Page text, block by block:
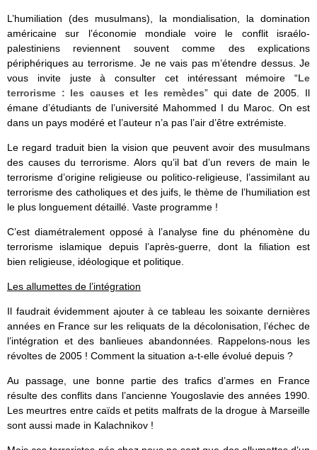
L’humiliation (des musulmans), la mondialisation, la domination
américaine sur l’économie mondiale voire le conflit israélo-
palestiniens reviennent souvent comme des explications
périphériques au terrorisme. Je ne vais pas m’étendre dessus. Je
vous invite juste à consulter cet intéressant mémoire “Le
terrorisme : les causes et les remèdes” qui date de 2005. Il
émane d’étudiants de l’université Mahommed I du Maroc. On est
dans un pays modéré et l’auteur n’a pas l’air d’être extrémiste.
Le regard traduit bien la vision que peuvent avoir des musulmans
des causes du terrorisme. Alors qu’il bat d’un revers de main le
terrorisme d’origine religieuse ou politico-religieuse, l’assimilant au
terrorisme des catholiques et des juifs, le thème de l’humiliation est
le plus longuement détaillé. Vaste programme !
C’est diamétralement opposé à l’analyse fine du phénomène du
terrorisme islamique depuis l’après-guerre, dont la filiation est
bien religieuse, idéologique et politique.
Les allumettes de l’intégration
Il faudrait évidemment ajouter à ce tableau les soixante dernières
années en France sur les reliquats de la décolonisation, l’échec de
l’intégration et des banlieues abandonnées. Rappelons-nous les
révoltes de 2005 ! Comment la situation a-t-elle évolué depuis ?
Au passage, une bonne partie des trafics d’armes en France
résulte des conflits dans l’ancienne Yougoslavie des années 1990.
Les meurtres entre caïds et petits malfrats de la drogue à Marseille
sont aussi made in Kalachnikov !